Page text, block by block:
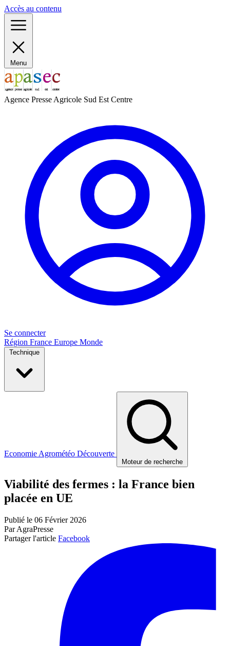
Accès au contenu
Menu
Agence Presse Agricole Sud Est Centre
Se connecter
Région France Europe Monde
Technique
Economie Agrométéo Découverte
Moteur de recherche
Viabilité des fermes : la France bien
placée en UE
Publié le 06 Février 2026
Par AgraPresse
Partager l'article Facebook
Panneau de gestion des cookies